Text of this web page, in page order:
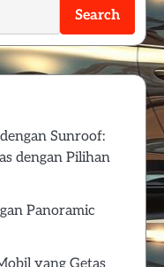
Search
Sunroof:
dengan Pilihan
Panoramic